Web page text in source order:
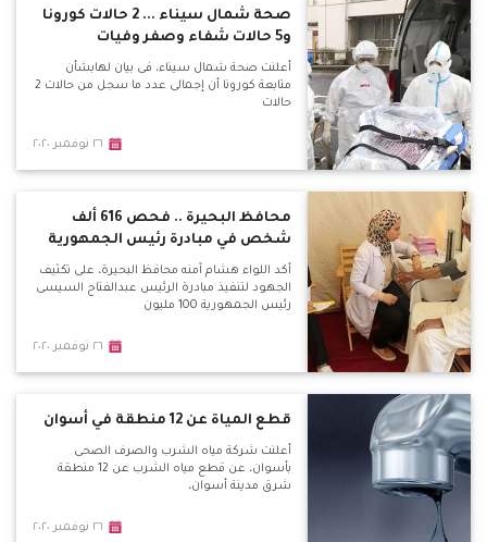
صحة شمال سيناء ... 2 حالات كورونا
و5 حالات شفاء وصفر وفيات
أعلنت صحة شمال سيناء، فى بيان لهابشأن
متابعة كورونا أن إجمالى عدد ما سجل من حالات 2
حالات
٢٦ نوفمبر ٢٠٢٠
محافظ البحيرة .. فحص 616 ألف
شخص في مبادرة رئيس الجمهورية
أكد اللواء هشام آمنه محافظ البحيرة، على تكثيف
الجهود لتنفيذ مبادرة الرئيس عبدالفتاح السيسى
رئيس الجمهورية 100 مليون
٢٦ نوفمبر ٢٠٢٠
قطع المياة عن 12 منطقة في أسوان
أعلنت شركة مياه الشرب والصرف الصحى
بأسوان، عن قطع مياه الشرب عن 12 منطقة
شرق مدينة أسوان،
٢٦ نوفمبر ٢٠٢٠